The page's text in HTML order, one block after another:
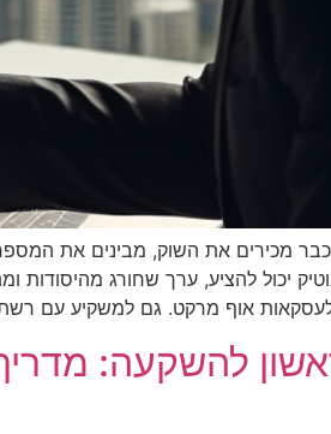
מכירים את השוק, מבינים את
יכול להציע, ערך שחורג מהיסודות
לעסקאות אוף מרקט. גם למשקיע עם
להשקעה: